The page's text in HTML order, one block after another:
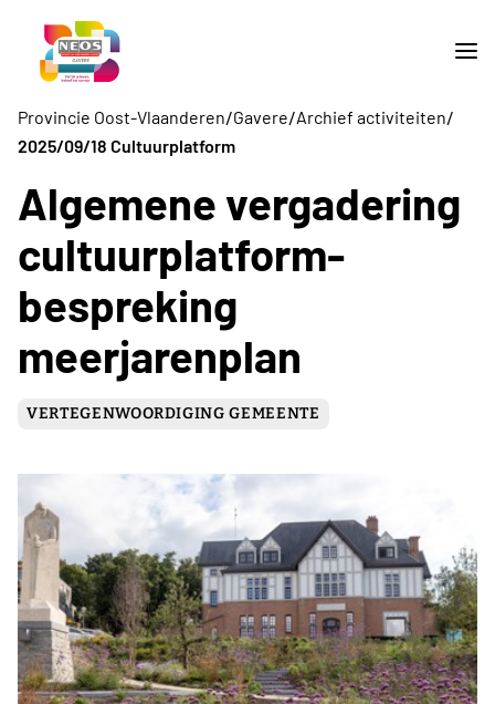
Provincie Oost-Vlaanderen/Gavere/Archief activiteiten/
2025/09/18 Cultuurplatform
Algemene vergadering
cultuurplatform-
bespreking
meerjarenplan
VERTEGENWOORDIGING GEMEENTE